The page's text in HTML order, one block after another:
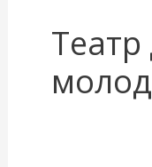
Театр